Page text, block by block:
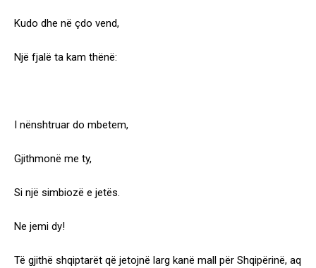
Kudo dhe në çdo vend,
Një fjalë ta kam thënë:
I nënshtruar do mbetem,
Gjithmonë me ty,
Si një simbiozë e jetës.
Ne jemi dy!
Të gjithë shqiptarët që jetojnë larg kanë mall për Shqipërinë, aq